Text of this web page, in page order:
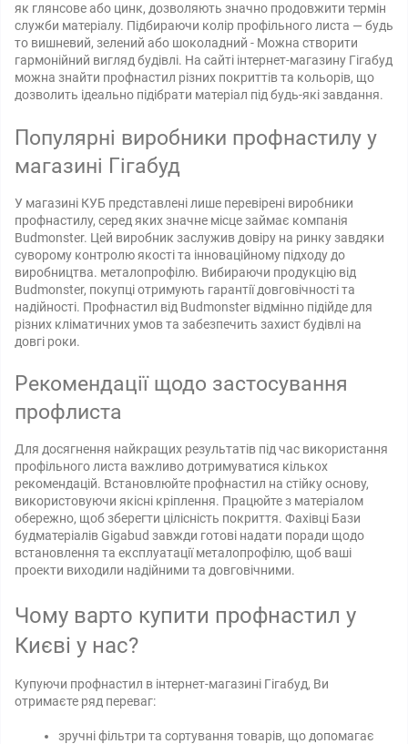
як глянсове або цинк, дозволяють значно продовжити термін
служби матеріалу. Підбираючи колір профільного листа — будь
то вишневий, зелений або шоколадний - Можна створити
гармонійний вигляд будівлі. На сайті інтернет-магазину Гігабуд
можна знайти профнастил різних покриттів та кольорів, що
дозволить ідеально підібрати матеріал під будь-які завдання.
Популярні виробники профнастилу у
магазині Гігабуд
У магазині КУБ представлені лише перевірені виробники
профнастилу, серед яких значне місце займає компанія
Budmonster. Цей виробник заслужив довіру на ринку завдяки
суворому контролю якості та інноваційному підходу до
виробництва. металопрофілю. Вибираючи продукцію від
Budmonster, покупці отримують гарантії довговічності та
надійності. Профнастил від Budmonster відмінно підійде для
різних кліматичних умов та забезпечить захист будівлі на
довгі роки.
Рекомендації щодо застосування
профлиста
Для досягнення найкращих результатів під час використання
профільного листа важливо дотримуватися кількох
рекомендацій. Встановлюйте профнастил на стійку основу,
використовуючи якісні кріплення. Працюйте з матеріалом
обережно, щоб зберегти цілісність покриття. Фахівці Бази
будматеріалів Gigabud завжди готові надати поради щодо
встановлення та експлуатації металопрофілю, щоб ваші
проекти виходили надійними та довговічними.
Чому варто купити профнастил у
Києві у нас?
Купуючи профнастил в інтернет-магазині Гігабуд, Ви
отримаєте ряд переваг:
зручні фільтри та сортування товарів, що допомагає